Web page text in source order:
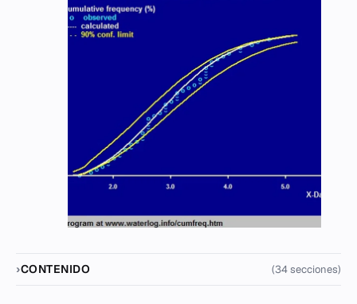
CONTENIDO (34 secciones)